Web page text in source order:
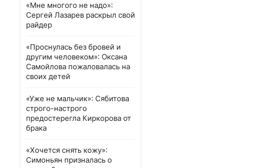
«Мне многого не надо»:
Сергей Лазарев раскрыл свой
райдер
«Проснулась без бровей и
другим человеком»: Оксана
Самойлова пожаловалась на
своих детей
«Уже не мальчик»: Сябитова
строго-настрого
предостерегла Киркорова от
брака
«Хочется снять кожу»:
Симоньян призналась о